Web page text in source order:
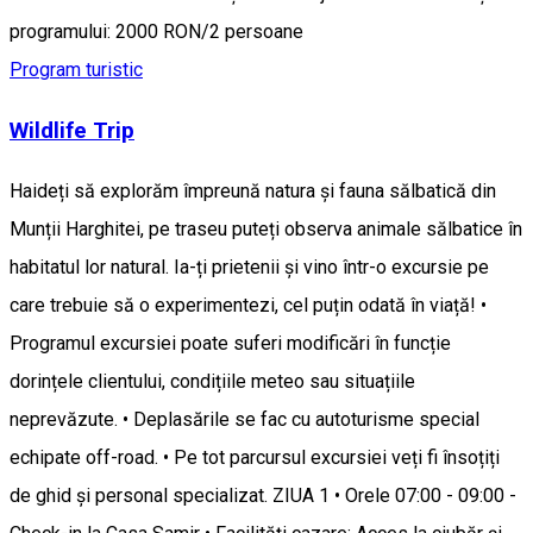
programului: 2000 RON/2 persoane
Program turistic
Wildlife Trip
Haideți să explorăm împreună natura și fauna sălbatică din
Munții Harghitei, pe traseu puteți observa animale sălbatice în
habitatul lor natural. Ia-ți prietenii și vino într-o excursie pe
care trebuie să o experimentezi, cel puțin odată în viață! •
Programul excursiei poate suferi modificări în funcție
dorințele clientului, condițiile meteo sau situațiile
neprevăzute. • Deplasările se fac cu autoturisme special
echipate off-road. • Pe tot parcursul excursiei veți fi însoțiți
de ghid și personal specializat. ZIUA 1 • Orele 07:00 - 09:00 -